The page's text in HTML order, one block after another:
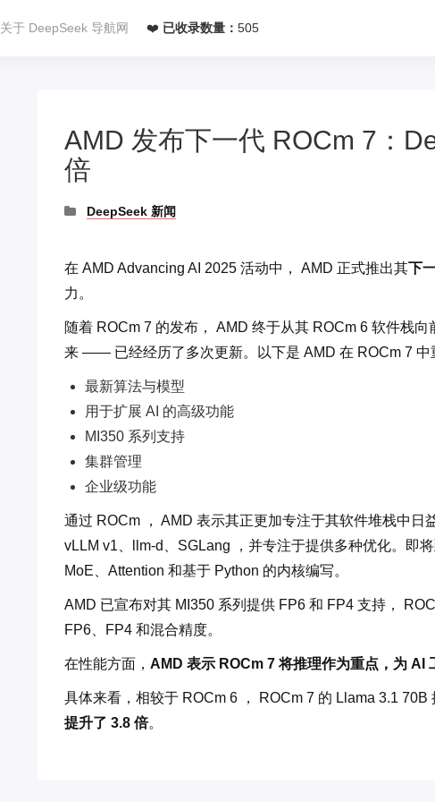
关于 DeepSeek 导航网 ❤️ 已收录数量： 505
AMD 发布下一代 ROCm 7：
倍
DeepSeek 新闻
在 AMD Advancing AI 2025 活动中， AMD 正式推出其下
力。
随着 ROCm 7 的发布， AMD 终于从其 ROCm 6 软件栈
来 —— 已经经历了多次更新。以下是 AMD 在 ROCm 7 中
最新算法与模型
用于扩展 AI 的高级功能
MI350 系列支持
集群管理
企业级功能
通过 ROCm ， AMD 表示其正更加专注于其软件堆栈中日
vLLM v1、llm-d、SGLang ，并专注于提供多种优化。即
MoE、Attention 和基于 Python 的内核编写。
AMD 已宣布对其 MI350 系列提供 FP6 和 FP4 支持，
FP6、FP4 和混合精度。
在性能方面， AMD 表示 ROCm 7 将推理作为重点，为 AI
具体来看，相较于 ROCm 6 ， ROCm 7 的 Llama 3.1 70B
提升了 3.8 倍。